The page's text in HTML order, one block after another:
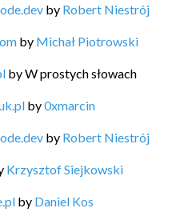
by Robert Niestrój
by Michał Piotrowski
byW prostych słowach
by0xmarcin
by Robert Niestrój
Krzysztof Siejkowski
by Daniel Kos